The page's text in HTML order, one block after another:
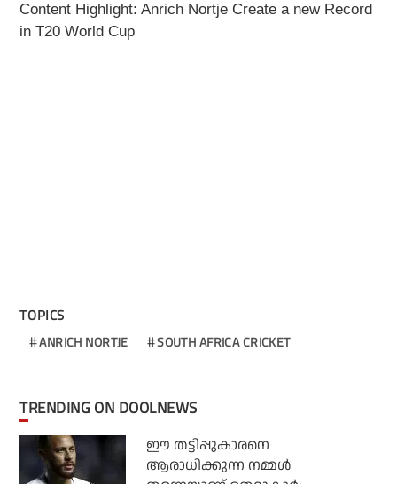
Content Highlight: Anrich Nortje Create a new Record
in T20 World Cup
TOPICS
ANRICH NORTJE SOUTH AFRICA CRICKET
TRENDING ON DOOLNEWS
ഈ തട്ടിപ്പുകാരനെ
ആരാധിക്കുന്ന നമ്മള്‍